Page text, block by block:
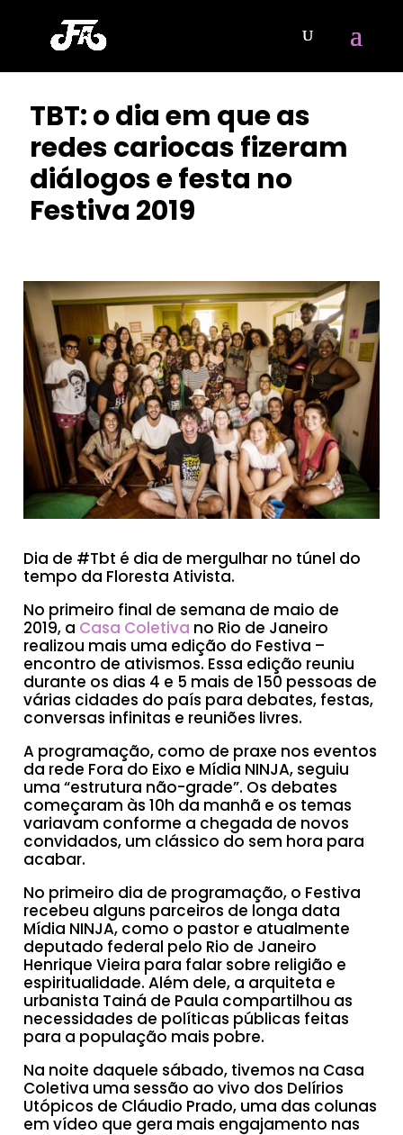
TBT: o dia em que as
redes cariocas fizeram
diálogos e festa no
Festiva 2019
Dia de #Tbt é dia de mergulhar no túnel do
tempo da Floresta Ativista.
No primeiro final de semana de maio de
2019, a Casa Coletiva no Rio de Janeiro
realizou mais uma edição do Festiva –
encontro de ativismos. Essa edição reuniu
durante os dias 4 e 5 mais de 150 pessoas de
várias cidades do país para debates, festas,
conversas infinitas e reuniões livres.
A programação, como de praxe nos eventos
da rede Fora do Eixo e Mídia NINJA, seguiu
uma “estrutura não-grade”. Os debates
começaram às 10h da manhã e os temas
variavam conforme a chegada de novos
convidados, um clássico do sem hora para
acabar.
No primeiro dia de programação, o Festiva
recebeu alguns parceiros de longa data
Mídia NINJA, como o pastor e atualmente
deputado federal pelo Rio de Janeiro
Henrique Vieira para falar sobre religião e
espiritualidade. Além dele, a arquiteta e
urbanista Tainá de Paula compartilhou as
necessidades de políticas públicas feitas
para a população mais pobre.
Na noite daquele sábado, tivemos na Casa
Coletiva uma sessão ao vivo dos Delírios
Utópicos de Cláudio Prado, uma das colunas
em vídeo que gera mais engajamento nas